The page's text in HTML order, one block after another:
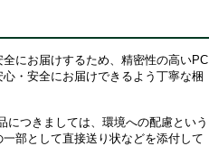
にお届けするため、精密性の高いPC
・安全にお届けできるよう丁寧な梱
につきましては、環境への配慮という
部として直接送り状などを添付して